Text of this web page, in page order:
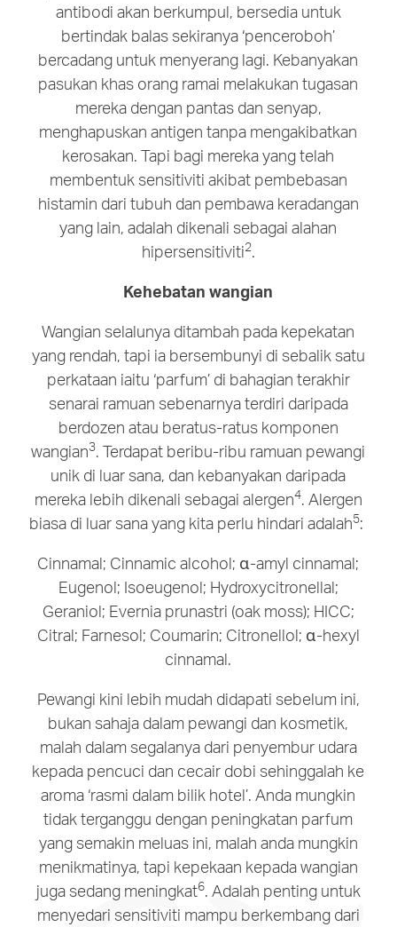
antibodi akan berkumpul, bersedia untuk
bertindak balas sekiranya ‘penceroboh’
bercadang untuk menyerang lagi. Kebanyakan
pasukan khas orang ramai melakukan tugasan
mereka dengan pantas dan senyap,
menghapuskan antigen tanpa mengakibatkan
kerosakan. Tapi bagi mereka yang telah
membentuk sensitiviti akibat pembebasan
histamin dari tubuh dan pembawa keradangan
yang lain, adalah dikenali sebagai alahan
hipersensitiviti2.
Kehebatan wangian
Wangian selalunya ditambah pada kepekatan
yang rendah, tapi ia bersembunyi di sebalik satu
perkataan iaitu ‘parfum’ di bahagian terakhir
senarai ramuan sebenarnya terdiri daripada
berdozen atau beratus-ratus komponen
wangian3. Terdapat beribu-ribu ramuan pewangi
unik di luar sana, dan kebanyakan daripada
mereka lebih dikenali sebagai alergen4. Alergen
biasa di luar sana yang kita perlu hindari adalah5:
Cinnamal; Cinnamic alcohol; α-amyl cinnamal;
Eugenol; Isoeugenol; Hydroxycitronellal;
Geraniol; Evernia prunastri (oak moss); HICC;
Citral; Farnesol; Coumarin; Citronellol; α-hexyl
cinnamal.
Pewangi kini lebih mudah didapati sebelum ini,
bukan sahaja dalam pewangi dan kosmetik,
malah dalam segalanya dari penyembur udara
kepada pencuci dan cecair dobi sehinggalah ke
aroma ‘rasmi dalam bilik hotel’. Anda mungkin
tidak terganggu dengan peningkatan parfum
yang semakin meluas ini, malah anda mungkin
menikmatinya, tapi kepekaan kepada wangian
juga sedang meningkat6. Adalah penting untuk
menyedari sensitiviti mampu berkembang dari